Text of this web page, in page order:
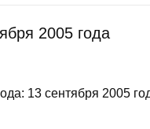
2005 года
13 сентября 2005